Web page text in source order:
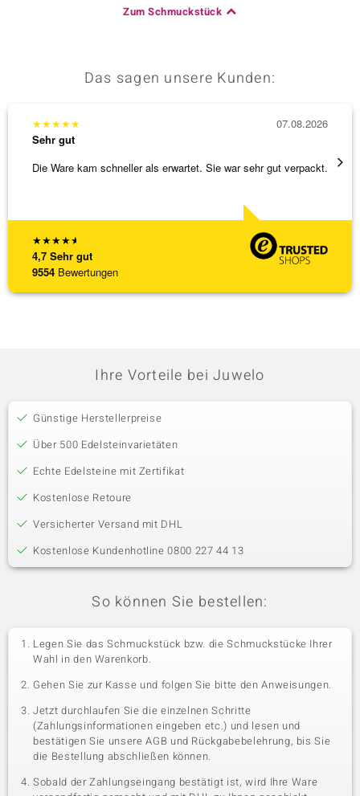
Zum Schmuckstück
Das sagen unsere Kunden:
★★★★★
4,7 Sehr gut
9554 Bewertungen
★★★★★
Sehr gut
Die Ware kam schneller als erwartet. Sie war sehr gut verpackt.
07.08.2026
Ihre Vorteile bei Juwelo
Günstige Herstellerpreise
Über 500 Edelsteinvarietäten
Echte Edelsteine mit Zertifikat
Kostenlose Retoure
Versicherter Versand mit DHL
Kostenlose Kundenhotline 0800 227 44 13
So können Sie bestellen:
Legen Sie das Schmuckstück bzw. die Schmuckstücke Ihrer
Wahl in den Warenkorb.
Gehen Sie zur Kasse und folgen Sie bitte den Anweisungen.
Jetzt durchlaufen Sie die einzelnen Schritte
(Zahlungsinformationen eingeben etc.) und lesen und
bestätigen Sie unsere AGB und Rückgabebelehrung, bis Sie
die Bestellung abschließen können.
Sobald der Zahlungseingang bestätigt ist, wird Ihre Ware